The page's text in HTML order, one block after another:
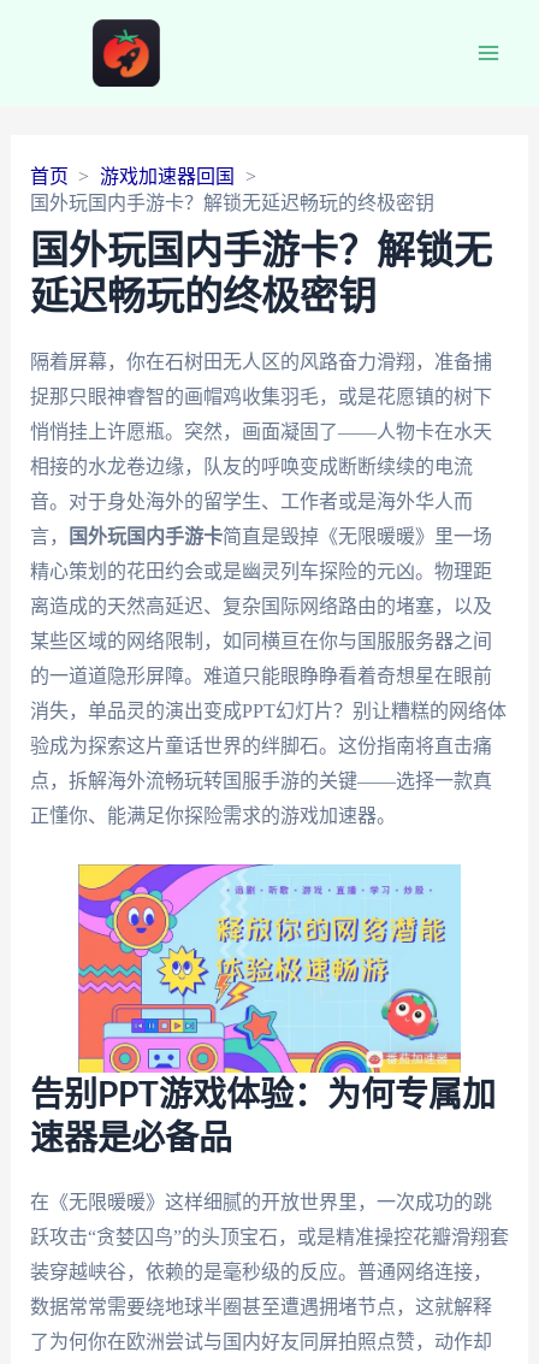
首页
游戏加速器回国
国外玩国内手游卡？解锁无延迟畅玩的终极密钥
国外玩国内手游卡？解锁无
延迟畅玩的终极密钥
隔着屏幕，你在石树田无人区的风路奋力滑翔，准备捕
捉那只眼神睿智的画帽鸡收集羽毛，或是花愿镇的树下
悄悄挂上许愿瓶。突然，画面凝固了——人物卡在水天
相接的水龙卷边缘，队友的呼唤变成断断续续的电流
音。对于身处海外的留学生、工作者或是海外华人而
言，
国外玩国内手游卡简直是毁掉《无限暖暖》里一场
精心策划的花田约会或是幽灵列车探险的元凶。物理距
离造成的天然高延迟、复杂国际网络路由的堵塞，以及
某些区域的网络限制，如同横亘在你与国服服务器之间
的一道道隐形屏障。难道只能眼睁睁看着奇想星在眼前
消失，单品灵的演出变成PPT幻灯片？别让糟糕的网络体
验成为探索这片童话世界的绊脚石。这份指南将直击痛
点，拆解海外流畅玩转国服手游的关键——选择一款真
正懂你、能满足你探险需求的游戏加速器。
告别PPT游戏体验：为何专属加
速器是必备品
在《无限暖暖》这样细腻的开放世界里，一次成功的跳
跃攻击“贪婪囚鸟”的头顶宝石，或是精准操控花瓣滑翔套
装穿越峡谷，依赖的是毫秒级的反应。普通网络连接，
数据常常需要绕地球半圈甚至遭遇拥堵节点，这就解释
了为何你在欧洲尝试与国内好友同屏拍照点赞，动作却